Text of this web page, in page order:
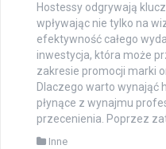
Hostessy odgrywają
wpływając nie tylko na
efektywność całego
inwestycja, która może
zakresie promocji marki
Dlaczego warto wynająć
płynące z wynajmu
przecenienia. Poprzez
Inne